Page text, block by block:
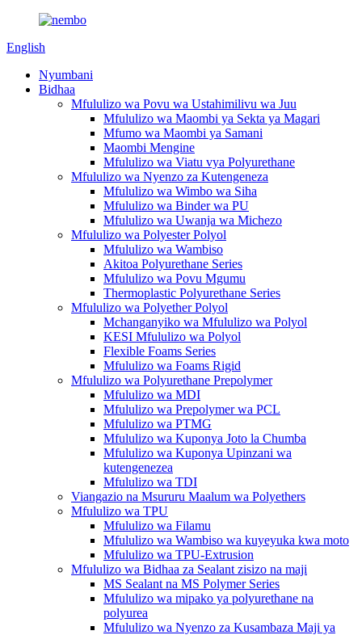
English
Nyumbani
Bidhaa
Mfululizo wa Povu wa Ustahimilivu wa Juu
Mfululizo wa Maombi ya Sekta ya Magari
Mfumo wa Maombi ya Samani
Maombi Mengine
Mfululizo wa Viatu vya Polyurethane
Mfululizo wa Nyenzo za Kutengeneza
Mfululizo wa Wimbo wa Siha
Mfululizo wa Binder wa PU
Mfululizo wa Uwanja wa Michezo
Mfululizo wa Polyester Polyol
Mfululizo wa Wambiso
Akitoa Polyurethane Series
Mfululizo wa Povu Mgumu
Thermoplastic Polyurethane Series
Mfululizo wa Polyether Polyol
Mchanganyiko wa Mfululizo wa Polyol
KESI Mfululizo wa Polyol
Flexible Foams Series
Mfululizo wa Foams Rigid
Mfululizo wa Polyurethane Prepolymer
Mfululizo wa MDI
Mfululizo wa Prepolymer wa PCL
Mfululizo wa PTMG
Mfululizo wa Kuponya Joto la Chumba
Mfululizo wa Kuponya Upinzani wa
kutengenezea
Mfululizo wa TDI
Viangazio na Msururu Maalum wa Polyethers
Mfululizo wa TPU
Mfululizo wa Filamu
Mfululizo wa Wambiso wa kuyeyuka kwa moto
Mfululizo wa TPU-Extrusion
Mfululizo wa Bidhaa za Sealant zisizo na maji
MS Sealant na MS Polymer Series
Mfululizo wa mipako ya polyurethane na
polyurea
Mfululizo wa Nyenzo za Kusambaza Maji ya